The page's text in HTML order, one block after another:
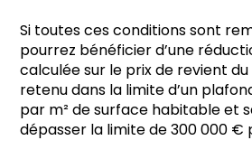
Si toutes ces conditions sont
pourrez bénéficier d’une
calculée sur le prix de revient
retenu dans la limite d’un
par m² de surface habitable et
dépasser la limite de 300 000 €